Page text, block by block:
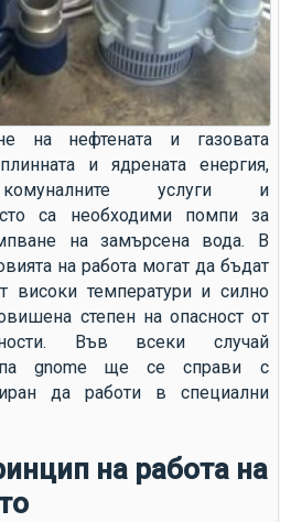
на нефтената и газовата
и ядрената енергия,
комуналните услуги и
са необходими помпи за
на замърсена вода. В
на работа могат да бъдат
високи температури и силно
степен на опасност от
Във всеки случай
gnome ще се справи с
да работи в специални
на работа на